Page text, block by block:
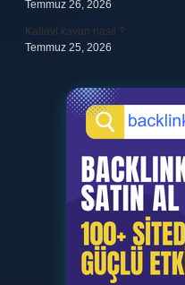
Temmuz 26, 2026
Kallavi kavun nasıl ?
Temmuz 25, 2026